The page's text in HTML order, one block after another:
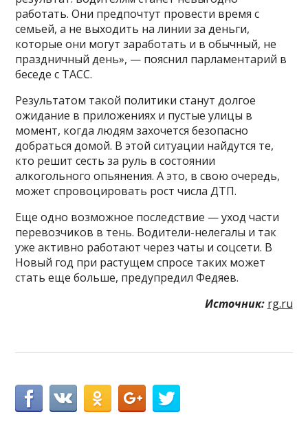
работать. Они предпочтут провести время с
семьей, а не выходить на линии за деньги,
которые они могут заработать и в обычный, не
праздничный день», — пояснил парламентарий в
беседе с ТАСС.
Результатом такой политики станут долгое
ожидание в приложениях и пустые улицы в
момент, когда людям захочется безопасно
добраться домой. В этой ситуации найдутся те,
кто решит сесть за руль в состоянии
алкогольного опьянения. А это, в свою очередь,
может спровоцировать рост числа ДТП.
Еще одно возможное последствие — уход части
перевозчиков в тень. Водители-нелегалы и так
уже активно работают через чаты и соцсети. В
Новый год при растущем спросе таких может
стать еще больше, предупредил Федяев.
Источник: rg.ru